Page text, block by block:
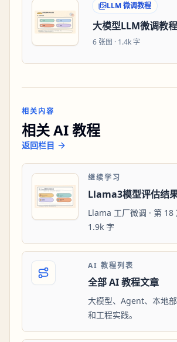
LLM 微调教程
大模型LLM微调教
6 张图 · 1.4k 字
相关内容
相关 AI 教程
返回栏目
继续学习
Llama3模型评估结
Llama 工厂微调 · 第 18
1.9k 字
AI 教程列表
全部 AI 教程文章
大模型、Agent、本地
和工程实践。